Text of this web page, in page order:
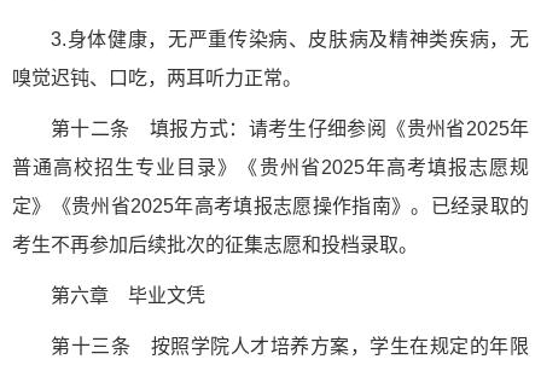
3.身体健康，无严重传染病、皮肤病及精神类疾病，无
嗅觉迟钝、口吃，两耳听力正常。
第十二条 填报方式：请考生仔细参阅《贵州省2025年
普通高校招生专业目录》《贵州省2025年高考填报志愿规
定》《贵州省2025年高考填报志愿操作指南》。已经录取的
考生不再参加后续批次的征集志愿和投档录取。
第六章 毕业文凭
第十三条 按照学院人才培养方案，学生在规定的年限